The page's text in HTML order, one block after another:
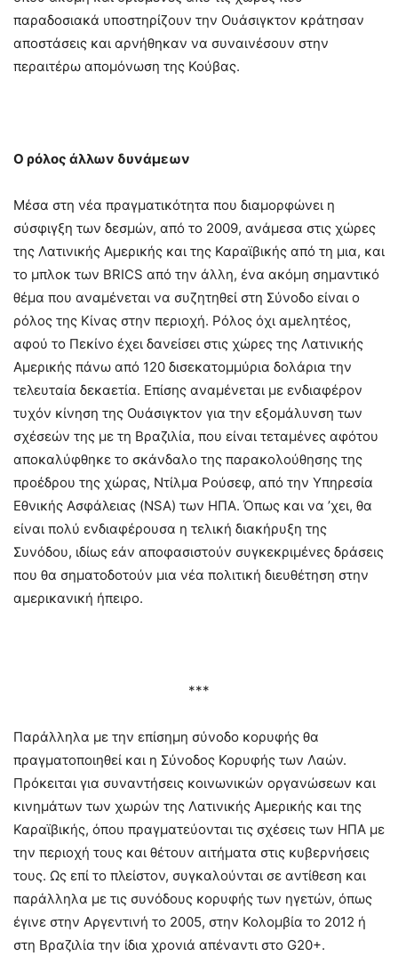
παραδοσιακά υποστηρίζουν την Ουάσιγκτον κράτησαν
αποστάσεις και αρνήθηκαν να συναινέσουν στην
περαιτέρω απομόνωση της Κούβας.
Ο ρόλος άλλων δυνάμεων
Μέσα στη νέα πραγματικότητα που διαμορφώνει η
σύσφιγξη των δεσμών, από το 2009, ανάμεσα στις χώρες
της Λατινικής Αμερικής και της Καραϊβικής από τη μια, και
το μπλοκ των BRICS από την άλλη, ένα ακόμη σημαντικό
θέμα που αναμένεται να συζητηθεί στη Σύνοδο είναι ο
ρόλος της Κίνας στην περιοχή. Ρόλος όχι αμελητέος,
αφού το Πεκίνο έχει δανείσει στις χώρες της Λατινικής
Αμερικής πάνω από 120 δισεκατομμύρια δολάρια την
τελευταία δεκαετία. Επίσης αναμένεται με ενδιαφέρον
τυχόν κίνηση της Ουάσιγκτον για την εξομάλυνση των
σχέσεών της με τη Βραζιλία, που είναι τεταμένες αφότου
αποκαλύφθηκε το σκάνδαλο της παρακολούθησης της
προέδρου της χώρας, Ντίλμα Ρούσεφ, από την Υπηρεσία
Εθνικής Ασφάλειας (NSA) των ΗΠΑ. Όπως και να ’χει, θα
είναι πολύ ενδιαφέρουσα η τελική διακήρυξη της
Συνόδου, ιδίως εάν αποφασιστούν συγκεκριμένες δράσεις
που θα σηματοδοτούν μια νέα πολιτική διευθέτηση στην
αμερικανική ήπειρο.
***
Παράλληλα με την επίσημη σύνοδο κορυφής θα
πραγματοποιηθεί και η Σύνοδος Κορυφής των Λαών.
Πρόκειται για συναντήσεις κοινωνικών οργανώσεων και
κινημάτων των χωρών της Λατινικής Αμερικής και της
Καραϊβικής, όπου πραγματεύονται τις σχέσεις των ΗΠΑ με
την περιοχή τους και θέτουν αιτήματα στις κυβερνήσεις
τους. Ως επί το πλείστον, συγκαλούνται σε αντίθεση και
παράλληλα με τις συνόδους κορυφής των ηγετών, όπως
έγινε στην Αργεντινή το 2005, στην Κολομβία το 2012 ή
στη Βραζιλία την ίδια χρονιά απέναντι στο G20+.